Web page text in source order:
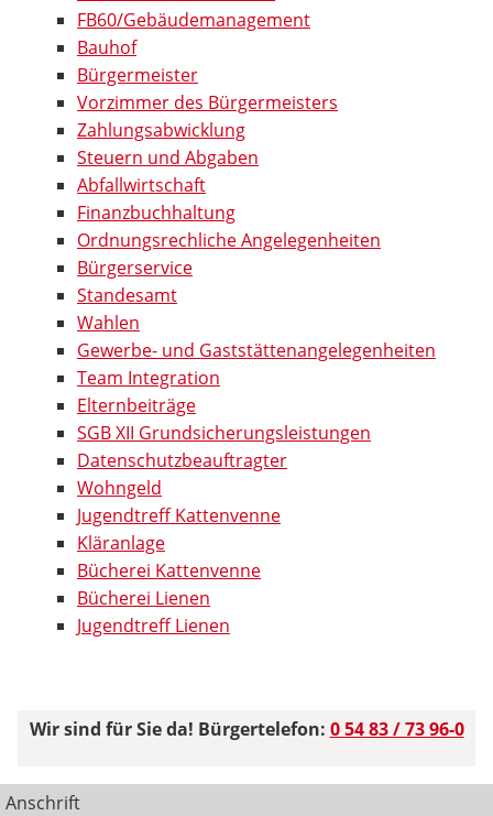
FB60/Gebäudemanagement
Bauhof
Bürgermeister
Vorzimmer des Bürgermeisters
Zahlungsabwicklung
Steuern und Abgaben
Abfallwirtschaft
Finanzbuchhaltung
Ordnungsrechliche Angelegenheiten
Bürgerservice
Standesamt
Wahlen
Gewerbe- und Gaststättenangelegenheiten
Team Integration
Elternbeiträge
SGB XII Grundsicherungsleistungen
Datenschutzbeauftragter
Wohngeld
Jugendtreff Kattenvenne
Kläranlage
Bücherei Kattenvenne
Bücherei Lienen
Jugendtreff Lienen
Wir sind für Sie da! Bürgertelefon: 0 54 83 / 73 96-0
Anschrift